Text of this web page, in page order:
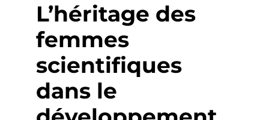
L’héritage des
femmes
scientifiques
dans le